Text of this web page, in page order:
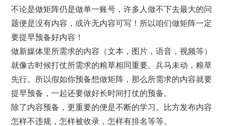
不论是做矩阵仍是做单一账号，许多人做不下去最大的问
题便是没有内容，或许无内容可写！所以咱们做矩阵一定
要提早预备好内容！
做新媒体里所需求的内容（文本，图片，语音，视频等）
就像古时候打仗所需求的粮草相同重要。兵马未动，粮草
先行。所以假如你预备想做矩阵，那么所需求的内容就要
提早预备，一起还要做好长时间打仗的预备。
除了内容预备，更重要的便是不断的学习。比方发布内容
怎样不违规，怎样被收录，怎样有排名等等。